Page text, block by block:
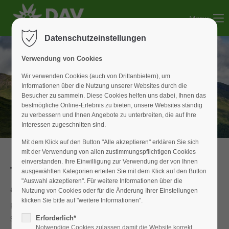
Der Eintrag "offcanvas-col2" existiert leider nicht.
Der Eintrag "offcanvas-col3" existiert leider nicht.
Der Eintrag "offcanvas-col4" existiert leider nicht.
Menu
Tagestour
auf den Grünten, den Wächter des Allgäu
Für die erste Schneeschuhtour dieses Winters war die
Schneelage eher bescheiden. Als Ziel wählten wir den
Datenschutzeinstellungen
Verwendung von Cookies
Wir verwenden Cookies (auch von Drittanbietern), um
Informationen über die Nutzung unserer Websites durch die
Besucher zu sammeln. Diese Cookies helfen uns dabei, Ihnen das
bestmögliche Online-Erlebnis zu bieten, unsere Websites ständig
zu verbessern und Ihnen Angebote zu unterbreiten, die auf Ihre
Interessen zugeschnitten sind.
Mit dem Klick auf den Button "Alle akzeptieren" erklären Sie sich
mit der Verwendung von allen zustimmungspflichtigen Cookies
einverstanden. Ihre Einwilligung zur Verwendung der von Ihnen
ausgewählten Kategorien erteilen Sie mit dem Klick auf den Button
"Auswahl akzeptieren". Für weitere Informationen über die
Nutzung von Cookies oder für die Änderung Ihrer Einstellungen
klicken Sie bitte auf "weitere Informationen".
Erforderlich*
Notwendige Cookies zulassen damit die Website korrekt